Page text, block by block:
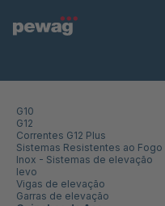
G10
G12
Correntes G12 Plus
Sistemas Resistentes ao Fogo
Inox - Sistemas de elevação
levo
Vigas de elevação
Garras de elevação